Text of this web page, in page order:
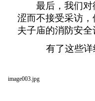
最后，我们
涩而不接受采访
夫子庙的消防安全
有了这些
image003.jpg